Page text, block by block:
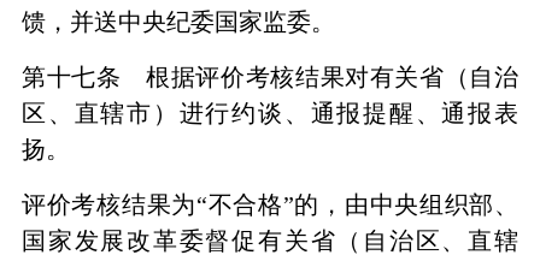
馈，并送中央纪委国家监委。
第十七条 根据评价考核结果对有关省（自治
区、直辖市）进行约谈、通报提醒、通报表
扬。
评价考核结果为“不合格”的，由中央组织部、
国家发展改革委督促有关省（自治区、直辖